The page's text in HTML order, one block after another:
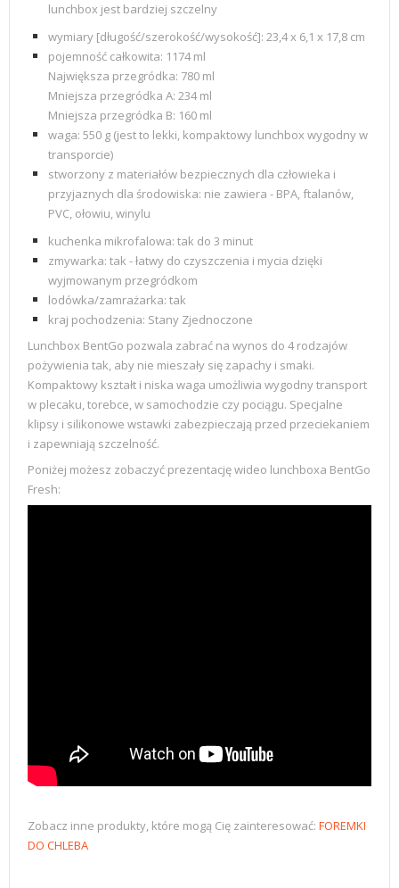
lunchbox jest bardziej szczelny
wymiary [długość/szerokość/wysokość]: 23,4 x 6,1 x 17,8 cm
pojemność całkowita: 1174 ml
Największa przegródka: 780 ml
Mniejsza przegródka A: 234 ml
Mniejsza przegródka B: 160 ml
waga: 550 g (jest to lekki, kompaktowy lunchbox wygodny w
transporcie)
stworzony z materiałów bezpiecznych dla człowieka i
przyjaznych dla środowiska: nie zawiera - BPA, ftalanów,
PVC, ołowiu, winylu
kuchenka mikrofalowa: tak do 3 minut
zmywarka: tak - łatwy do czyszczenia i mycia dzięki
wyjmowanym przegródkom
lodówka/zamrażarka: tak
kraj pochodzenia: Stany Zjednoczone
Lunchbox BentGo pozwala zabrać na wynos do 4 rodzajów
pożywienia tak, aby nie mieszały się zapachy i smaki.
Kompaktowy kształt i niska waga umożliwia wygodny transport
w plecaku, torebce, w samochodzie czy pociągu. Specjalne
klipsy i silikonowe wstawki zabezpieczają przed przeciekaniem
i zapewniają szczelność.
Poniżej możesz zobaczyć prezentację wideo lunchboxa BentGo
Fresh:
Zobacz inne produkty, które mogą Cię zainteresować: FOREMKI
DO CHLEBA